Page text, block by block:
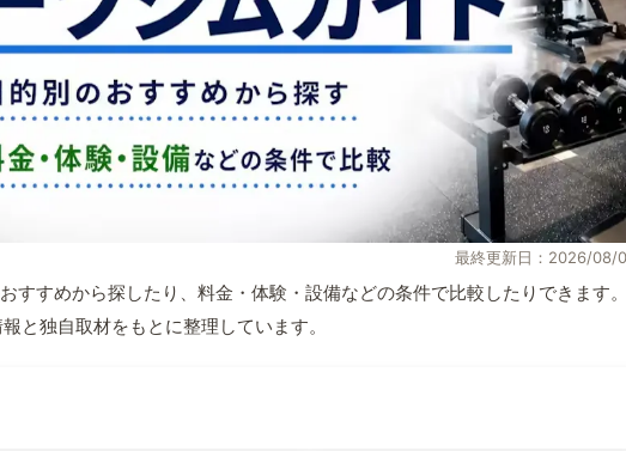
最終更新日：2026/08/
すすめから探したり、料金・体験・設備などの条件で比較したりできます
と独自取材をもとに整理しています。